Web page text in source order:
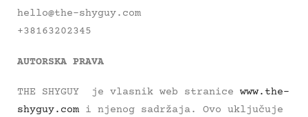
hello@the-shyguy.com
+38163202345
AUTORSKA PRAVA
THE SHYGUY je vlasnik web stranice www.the-
shyguy.comi njenog sadržaja. Ovo uključuje